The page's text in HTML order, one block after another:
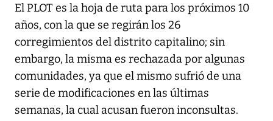
El PLOT es la hoja de ruta para los próximos 10
años, con la que se regirán los 26
corregimientos del distrito capitalino; sin
embargo, la misma es rechazada por algunas
comunidades, ya que el mismo sufrió de una
serie de modificaciones en las últimas
semanas, la cual acusan fueron inconsultas.